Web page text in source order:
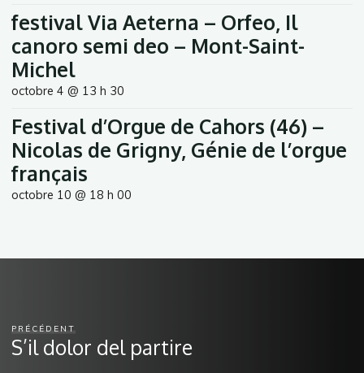
festival Via Aeterna – Orfeo, Il
canoro semi deo – Mont-Saint-
Michel
octobre 4 @ 13 h 30
Festival d’Orgue de Cahors (46) –
Nicolas de Grigny, Génie de l’orgue
français
octobre 10 @ 18 h 00
PRÉCÉDENT
S’il dolor del partire